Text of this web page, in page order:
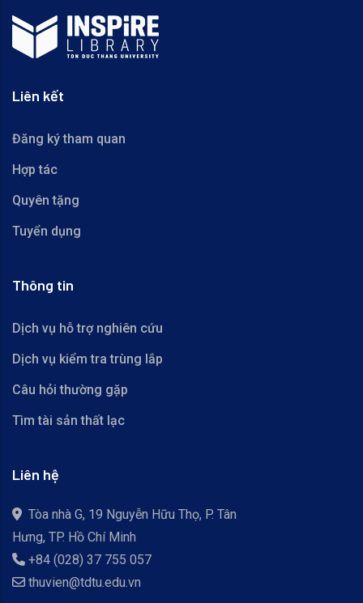
Liên kết
Đăng ký tham quan
Hợp tác
Quyên tặng
Tuyển dụng
Thông tin
Dịch vụ hỗ trợ nghiên cứu
Dịch vụ kiểm tra trùng lắp
Câu hỏi thường gặp
Tìm tài sản thất lạc
Liên hệ
Tòa nhà G, 19 Nguyễn Hữu Thọ, P. Tân
Hưng, TP. Hồ Chí Minh
+84 (028) 37 755 057
thuvien@tdtu.edu.vn